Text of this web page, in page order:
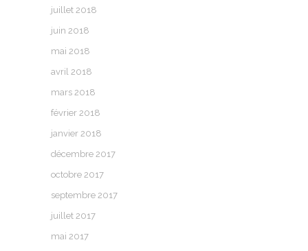
juillet 2018
juin 2018
mai 2018
avril 2018
mars 2018
février 2018
janvier 2018
décembre 2017
octobre 2017
septembre 2017
juillet 2017
mai 2017